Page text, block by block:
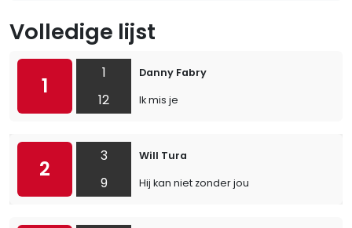
Volledige lijst
1
1
12
Danny Fabry
Ik mis je
2
3
9
Will Tura
Hij kan niet zonder jou